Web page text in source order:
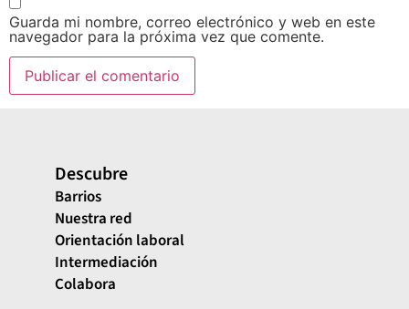
Guarda mi nombre, correo electrónico y web en este
navegador para la próxima vez que comente.
Descubre
Barrios
Nuestra red
Orientación laboral
Intermediación
Colabora